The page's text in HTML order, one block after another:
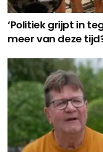
‘Politiek grijpt in
meer van deze